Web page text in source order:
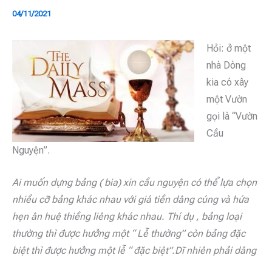
04/11/2021
Hỏi: ở một
nhà Dòng
kia có xây
một Vườn
gọi là “Vườn
Cầu
Nguyện”.
Ai muốn dựng bảng ( bia) xin cầu nguyện có thể lựa chọn
nhiều cỡ bảng khác nhau với giá tiền dâng cúng và hứa
hẹn ân huệ thiềng liêng khác nhau. Thí dụ , bảng loại
thường thì được hưởng một “ Lễ thường” còn bảng đặc
biệt thì được hưởng một lễ “ đặc biệt”.Dĩ nhiên phải dâng